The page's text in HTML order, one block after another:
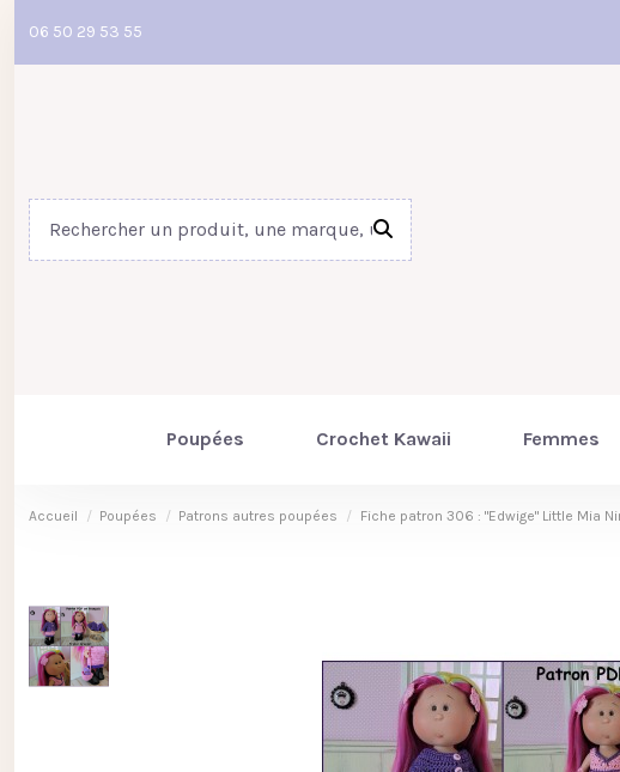
06 50 29 53 55
Poupées Crochet Kawaii Femmes
Accueil Poupées Patrons autres poupées Fiche patron 306 : "Edwige" Little Mia